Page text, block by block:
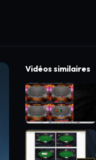
Vidéos similaires